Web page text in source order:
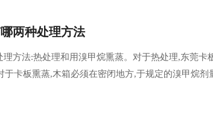
两种处理方法
方法:热处理和用溴甲烷熏蒸。对于热处理,东莞卡
于卡板熏蒸,木箱必须在密闭地方,于规定的溴甲烷剂